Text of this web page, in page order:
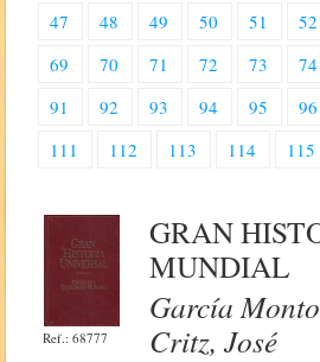
47
48 49 50 51 52
69
70 71 72 73 74
91
92 93 94 95 96
111
112 113 114 115
Ref.: 68777
GRAN
MUNDIAL
García
Critz, José